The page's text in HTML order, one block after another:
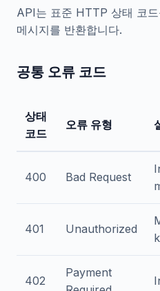
API는 표준 HTTP 상태 코
메시지를 반환합니다.
공통 오류 코드
상태
코드
오류 유형
400 Bad Request
401 Unauthorized
402
Payment